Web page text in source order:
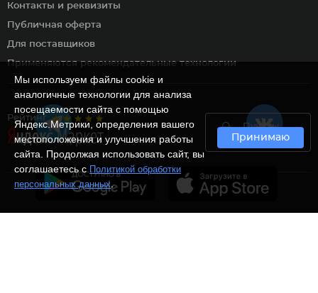
Рейтинг
Пункты
самовывоза
Контакты и реквизиты
Публичная оферта
Для поставщиков
Применяются рекомендательные технологии
Мы используем файлы cookie и
аналогичные технологии для анализа
посещаемости сайта с помощью
Яндекс.Метрики, определения вашего
местоположения и улучшения работы
сайта. Продолжая использовать сайт, вы
соглашаетесь с Политикой обработки
персональных данных.
Принимаю